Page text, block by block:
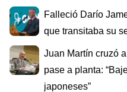
Falleció Darío
que transitaba su
Juan Martín cruzó
pase a planta:
japoneses”